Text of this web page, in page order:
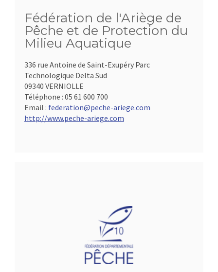
Fédération de l'Ariège de
Pêche et de Protection du
Milieu Aquatique
336 rue Antoine de Saint-Exupéry Parc
Technologique Delta Sud
09340 VERNIOLLE
Téléphone : 05 61 600 700
Email : federation@peche-ariege.com
http://www.peche-ariege.com